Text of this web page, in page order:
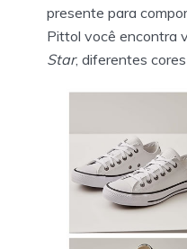
presente para
Pittol você encontra
Star, diferentes